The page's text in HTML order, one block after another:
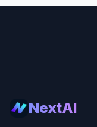
NextAI